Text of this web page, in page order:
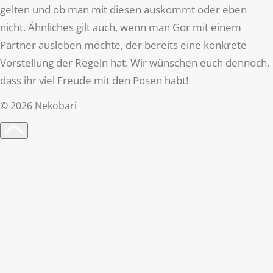
gelten und ob man mit diesen auskommt oder eben
nicht. Ähnliches gilt auch, wenn man Gor mit einem
Partner ausleben möchte, der bereits eine konkrete
Vorstellung der Regeln hat. Wir wünschen euch dennoch,
dass ihr viel Freude mit den Posen habt!
©2026 Nekobari